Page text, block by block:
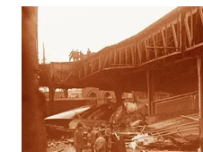
SERDANG
TEBING
TINGGI
WN